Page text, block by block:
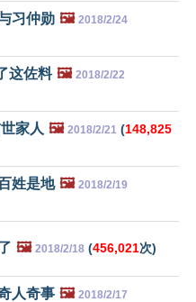
习仲勋 🖼️ 2018/2/24
这佐料 🖼️ 2018/2/22
家人 🖼️ 2018/2/21 (148,825
姓是地 🖼️ 2018/2/19
🖼️ 2018/2/18 (456,021次)
人奇事 🖼️ 2018/2/17